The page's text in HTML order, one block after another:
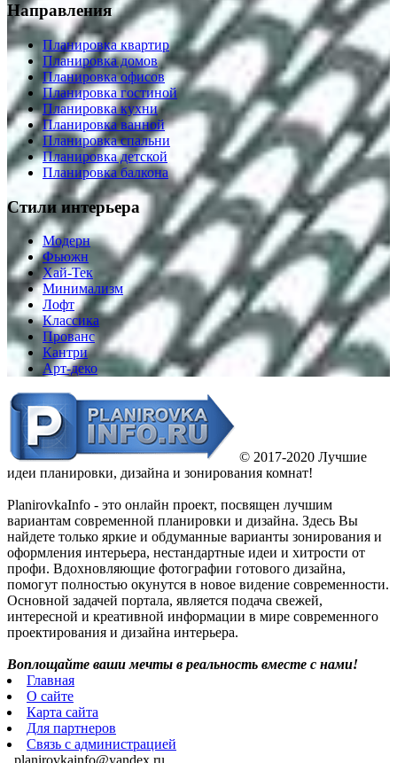
Направления
Планировка квартир
Планировка домов
Планировка офисов
Планировка гостиной
Планировка кухни
Планировка ванной
Планировка спальни
Планировка детской
Планировка балкона
Стили интерьера
Модерн
Фьюжн
Хай-Тек
Минимализм
Лофт
Классика
Прованс
Кантри
Арт-деко
© 2017-2020 Лучшие
идеи планировки, дизайна и зонирования комнат!
PlanirovkaInfo - это онлайн проект, посвящен лучшим
вариантам современной планировки и дизайна. Здесь Вы
найдете только яркие и обдуманные варианты зонирования и
оформления интерьера, нестандартные идеи и хитрости от
профи. Вдохновляющие фотографии готового дизайна,
помогут полностью окунутся в новое видение современности.
Основной задачей портала, является подача свежей,
интересной и креативной информации в мире современного
проектирования и дизайна интерьера.
Воплощайте ваши мечты в реальность вместе с нами!
Главная
О сайте
Карта сайта
Для партнеров
Связь с администрацией